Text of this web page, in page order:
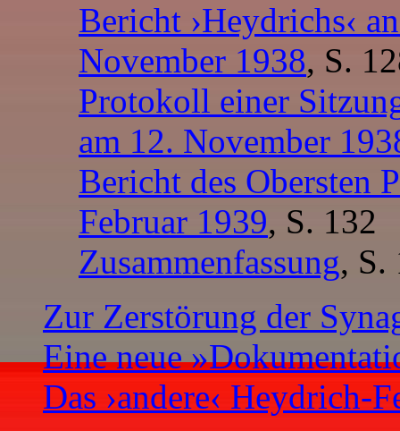
Bericht ›Heydrichs‹
November 1938, S.
Protokoll einer
am 12. November
Bericht des Obersten
Februar 1939, S. 132
Zusammenfassung, S.
Zur Zerstörung der
Eine neue
Das ›andere‹ Heydrich-